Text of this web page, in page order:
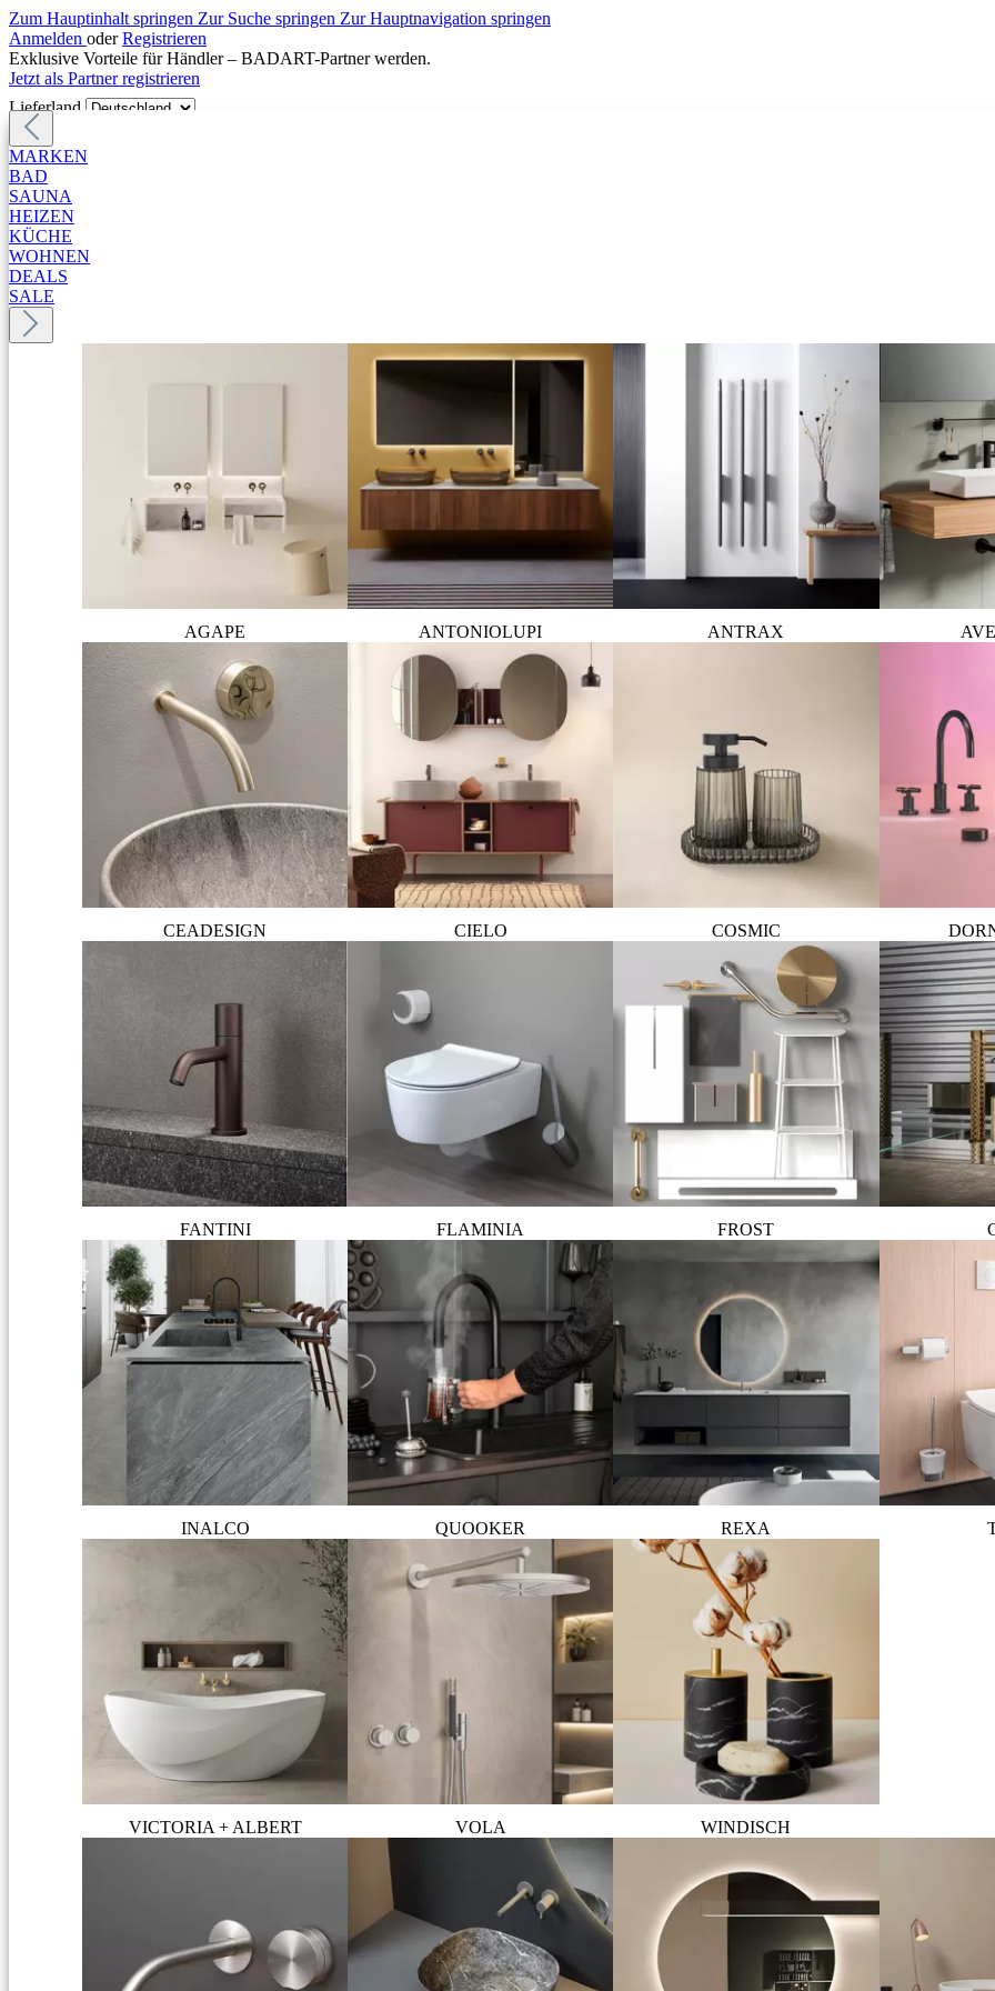
Zum Hauptinhalt springen Zur Suche springen Zur Hauptnavigation springen
Anmelden oder Registrieren
Exklusive Vorteile für Händler – BADART-Partner werden.
Jetzt als Partner registrieren
Lieferland
MARKEN
BAD
SAUNA
HEIZEN
KÜCHE
WOHNEN
DEALS
SALE
AGAPE ANTONIOLUPI ANTRAX
CEADESIGN CIELO COSMIC
FANTINI FLAMINIA FROST
INALCO QUOOKER REXA
VICTORIA + ALBERT VOLA WINDISCH